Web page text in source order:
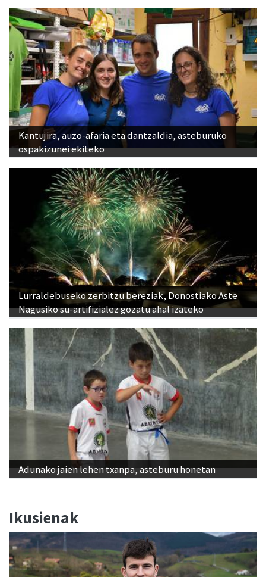
Kantujira, auzo-afaria eta dantzaldia, asteburuko
ospakizunei ekiteko
Lurraldebuseko zerbitzu bereziak, Donostiako Aste
Nagusiko su-artifizialez gozatu ahal izateko
Adunako jaien lehen txanpa, asteburu honetan
Ikusienak